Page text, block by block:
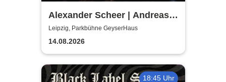
Alexander Scheer | Andreas
Dresen & Band spielen (nicht
nur) Gundermann
Leipzig, Parkbühne GeyserHaus
14.08.2026
18:45 Uhr